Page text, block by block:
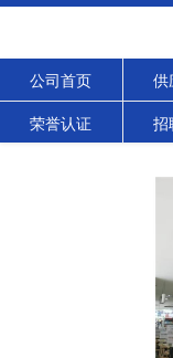
公司首页 供
荣誉认证 招